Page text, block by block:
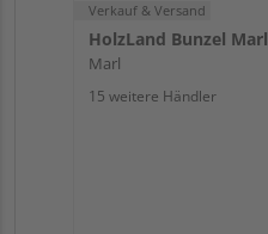
Verkauf & Versand
HolzLand Bunzel Marl
Marl
15 weitere Händler